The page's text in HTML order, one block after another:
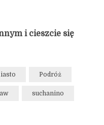
i cieszcie się
Podróż
suchanino